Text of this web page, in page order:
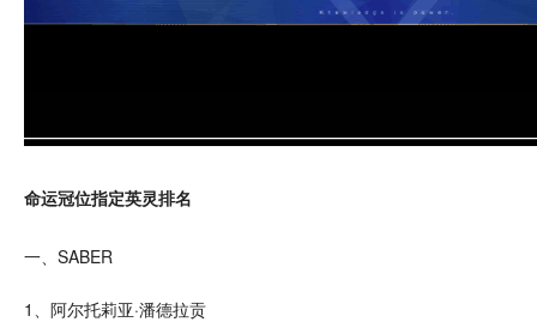
命运冠位指定英灵排名
一、SABER
1、阿尔托莉亚·潘德拉贡